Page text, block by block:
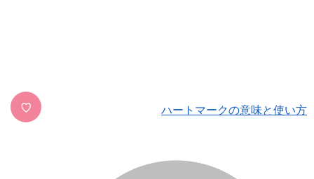
♡ ハートマークの意味と使い方